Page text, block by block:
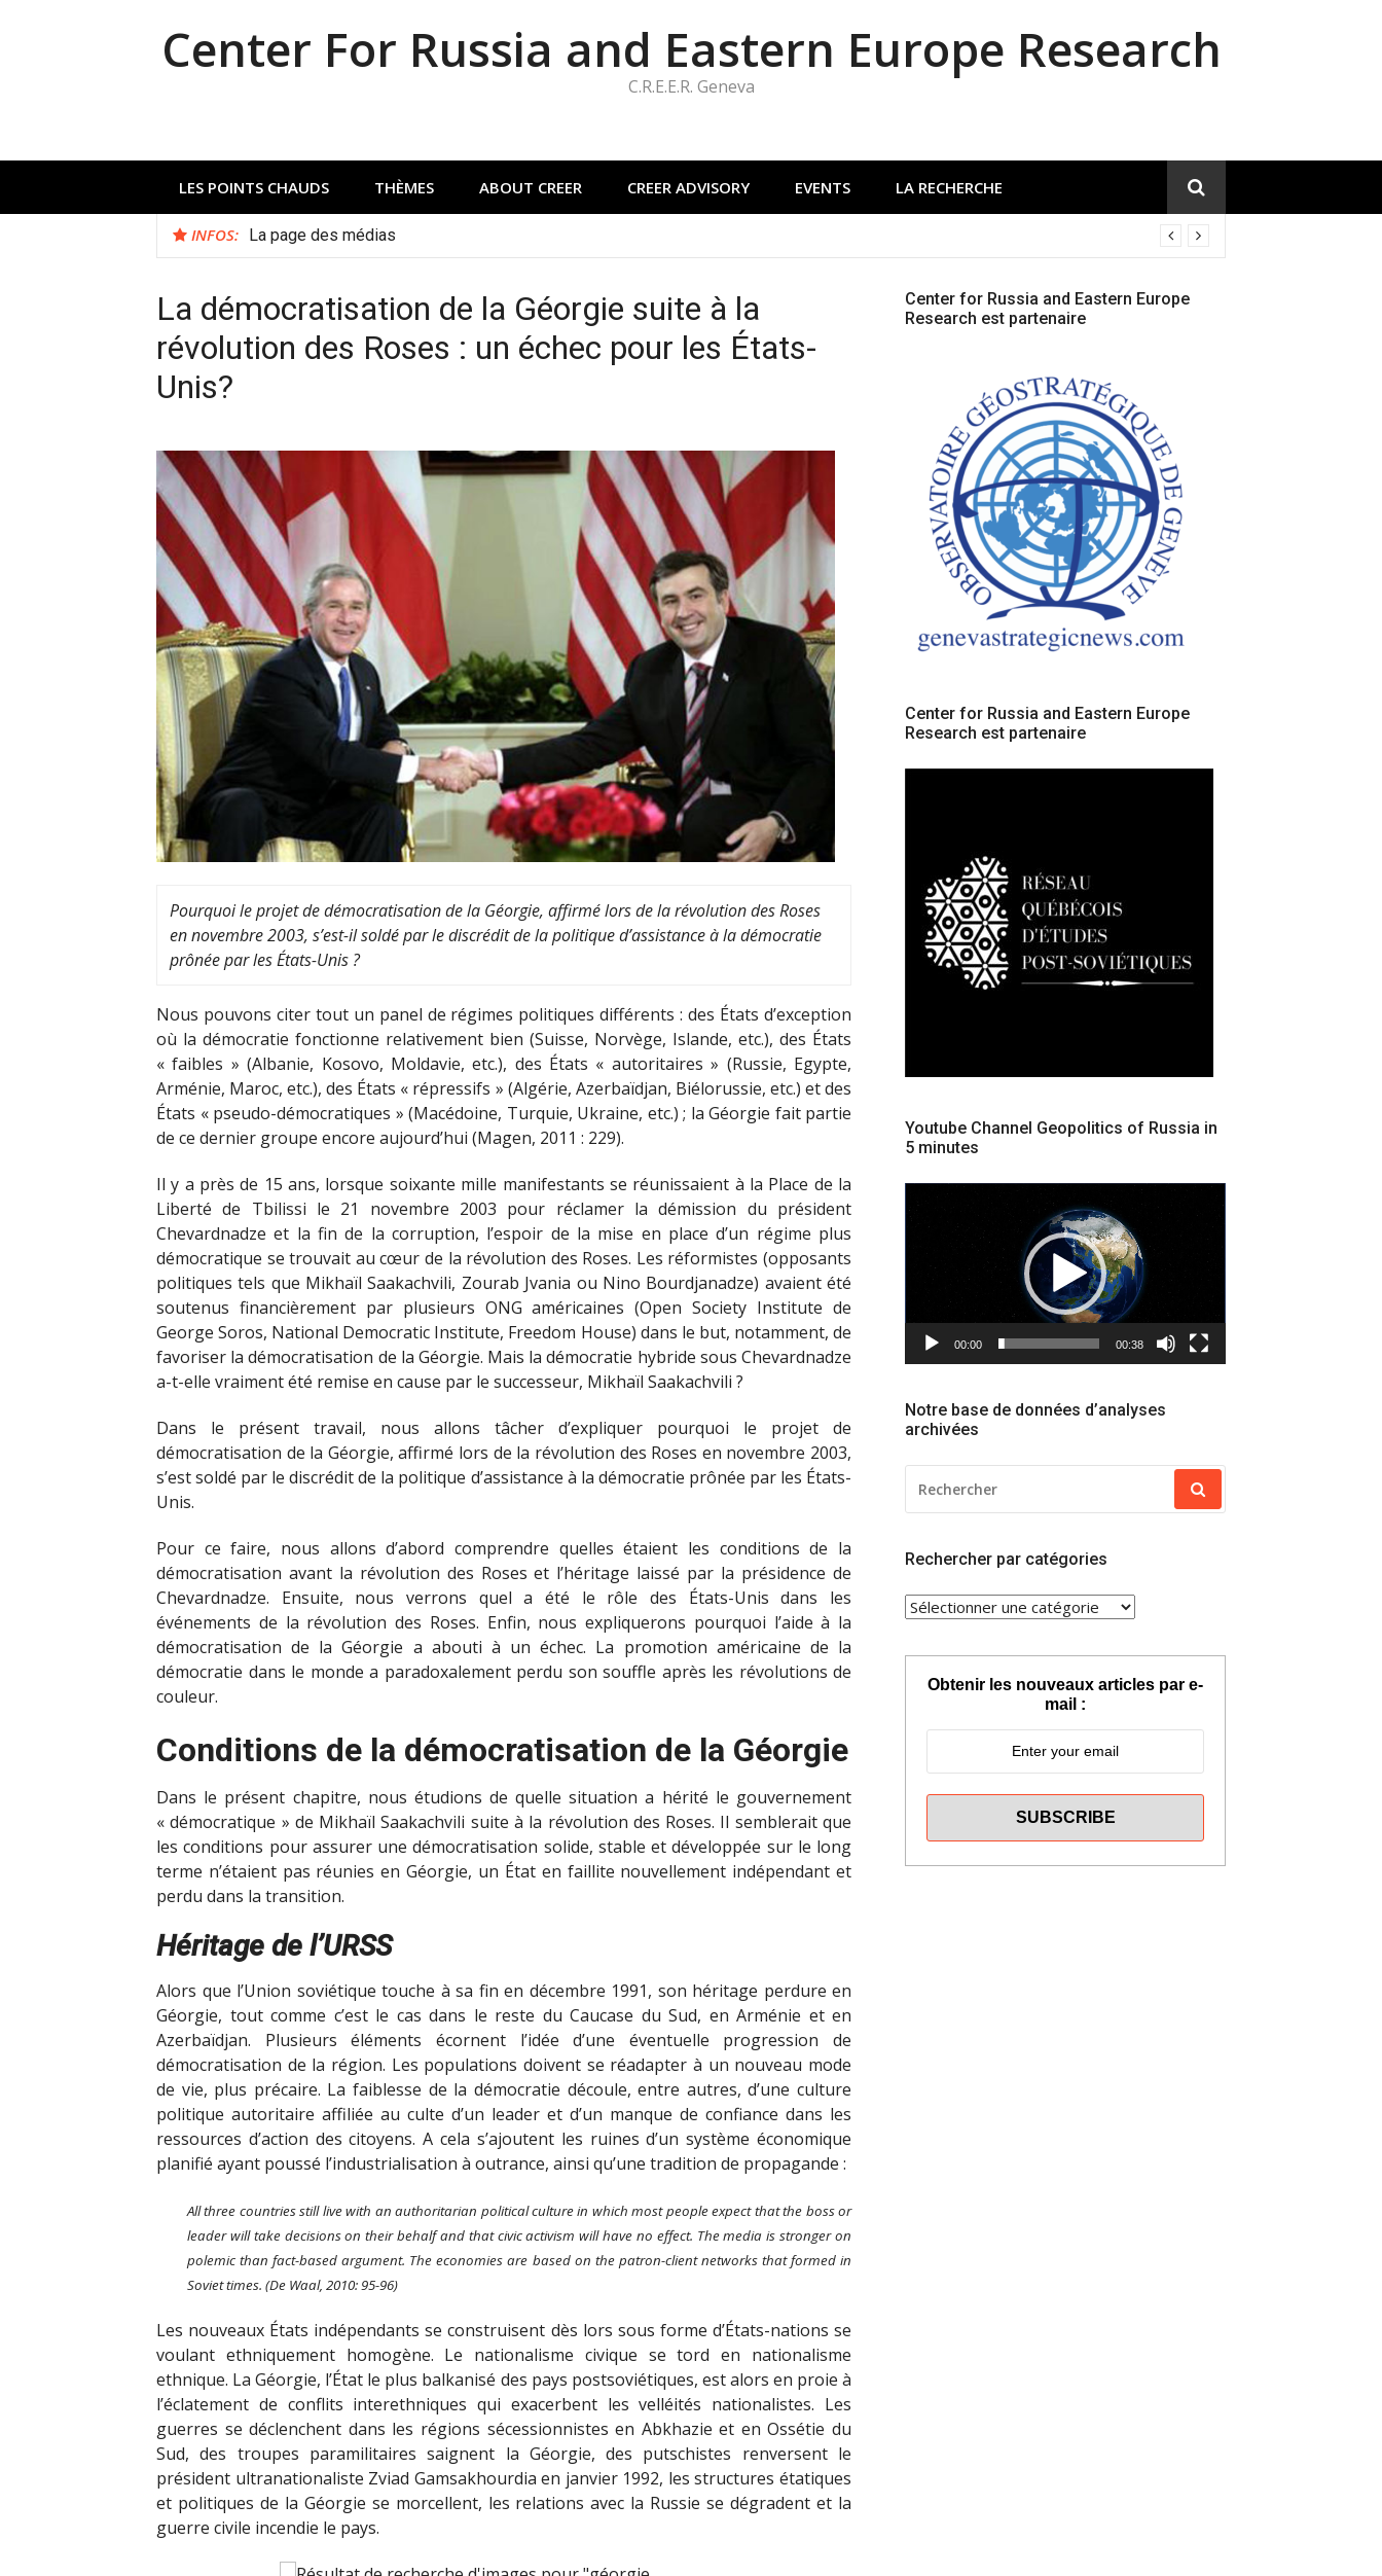
Center For Russia and Eastern Europe Research
C.R.E.E.R. Geneva
LES POINTS CHAUDS THÈMES ABOUT CREER CREER ADVISORY EVENTS LA RECHERCHE
INFOS: La page des médias
La démocratisation de la Géorgie suite à la
révolution des Roses : un échec pour les États-
Unis?
Pourquoi le projet de démocratisation de la Géorgie, affirmé lors de la révolution des Roses
en novembre 2003, s’est-il soldé par le discrédit de la politique d’assistance à la démocratie
prônée par les États-Unis ?
Nous pouvons citer tout un panel de régimes politiques différents : des États d’exception
où la démocratie fonctionne relativement bien (Suisse, Norvège, Islande, etc.), des États
« faibles » (Albanie, Kosovo, Moldavie, etc.), des États « autoritaires » (Russie, Egypte,
Arménie, Maroc, etc.), des États « répressifs » (Algérie, Azerbaïdjan, Biélorussie, etc.) et des
États « pseudo-démocratiques » (Macédoine, Turquie, Ukraine, etc.) ; la Géorgie fait partie
de ce dernier groupe encore aujourd’hui (Magen, 2011 : 229).
Il y a près de 15 ans, lorsque soixante mille manifestants se réunissaient à la Place de la
Liberté de Tbilissi le 21 novembre 2003 pour réclamer la démission du président
Chevardnadze et la fin de la corruption, l’espoir de la mise en place d’un régime plus
démocratique se trouvait au cœur de la révolution des Roses. Les réformistes (opposants
politiques tels que Mikhaïl Saakachvili, Zourab Jvania ou Nino Bourdjanadze) avaient été
soutenus financièrement par plusieurs ONG américaines (Open Society Institute de
George Soros, National Democratic Institute, Freedom House) dans le but, notamment, de
favoriser la démocratisation de la Géorgie. Mais la démocratie hybride sous Chevardnadze
a-t-elle vraiment été remise en cause par le successeur, Mikhaïl Saakachvili ?
Dans le présent travail, nous allons tâcher d’expliquer pourquoi le projet de
démocratisation de la Géorgie, affirmé lors de la révolution des Roses en novembre 2003,
s’est soldé par le discrédit de la politique d’assistance à la démocratie prônée par les États-
Unis.
Pour ce faire, nous allons d’abord comprendre quelles étaient les conditions de la
démocratisation avant la révolution des Roses et l’héritage laissé par la présidence de
Chevardnadze. Ensuite, nous verrons quel a été le rôle des États-Unis dans les
événements de la révolution des Roses. Enfin, nous expliquerons pourquoi l’aide à la
démocratisation de la Géorgie a abouti à un échec. La promotion américaine de la
démocratie dans le monde a paradoxalement perdu son souffle après les révolutions de
couleur.
Conditions de la démocratisation de la Géorgie
Dans le présent chapitre, nous étudions de quelle situation a hérité le gouvernement
« démocratique » de Mikhaïl Saakachvili suite à la révolution des Roses. Il semblerait que
les conditions pour assurer une démocratisation solide, stable et développée sur le long
terme n’étaient pas réunies en Géorgie, un État en faillite nouvellement indépendant et
perdu dans la transition.
Héritage de l’URSS
Alors que l’Union soviétique touche à sa fin en décembre 1991, son héritage perdure en
Géorgie, tout comme c’est le cas dans le reste du Caucase du Sud, en Arménie et en
Azerbaïdjan. Plusieurs éléments écornent l’idée d’une éventuelle progression de
démocratisation de la région. Les populations doivent se réadapter à un nouveau mode
de vie, plus précaire. La faiblesse de la démocratie découle, entre autres, d’une culture
politique autoritaire affiliée au culte d’un leader et d’un manque de confiance dans les
ressources d’action des citoyens. A cela s’ajoutent les ruines d’un système économique
planifié ayant poussé l’industrialisation à outrance, ainsi qu’une tradition de propagande :
All three countries still live with an authoritarian political culture in which most people expect that the boss or
leader will take decisions on their behalf and that civic activism will have no effect. The media is stronger on
polemic than fact-based argument. The economies are based on the patron-client networks that formed in
Soviet times. (De Waal, 2010: 95-96)
Les nouveaux États indépendants se construisent dès lors sous forme d’États-nations se
voulant ethniquement homogène. Le nationalisme civique se tord en nationalisme
ethnique. La Géorgie, l’État le plus balkanisé des pays postsoviétiques, est alors en proie à
l’éclatement de conflits interethniques qui exacerbent les velléités nationalistes. Les
guerres se déclenchent dans les régions sécessionnistes en Abkhazie et en Ossétie du
Sud, des troupes paramilitaires saignent la Géorgie, des putschistes renversent le
président ultranationaliste Zviad Gamsakhourdia en janvier 1992, les structures étatiques
et politiques de la Géorgie se morcellent, les relations avec la Russie se dégradent et la
guerre civile incendie le pays.
Center for Russia and Eastern Europe
Research est partenaire
Center for Russia and Eastern Europe
Research est partenaire
Youtube Channel Geopolitics of Russia in
5 minutes
vidéo
00:00 00:38
Notre base de données d’analyses
archivées
POUR
:
Rechercher par catégories
RECHERCHER
PAR
Obtenir les nouveaux articles par e-
mail :